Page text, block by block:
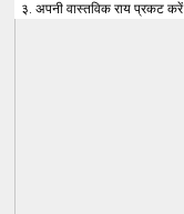
३. अपनी वास्तविक राय प्रकट करें